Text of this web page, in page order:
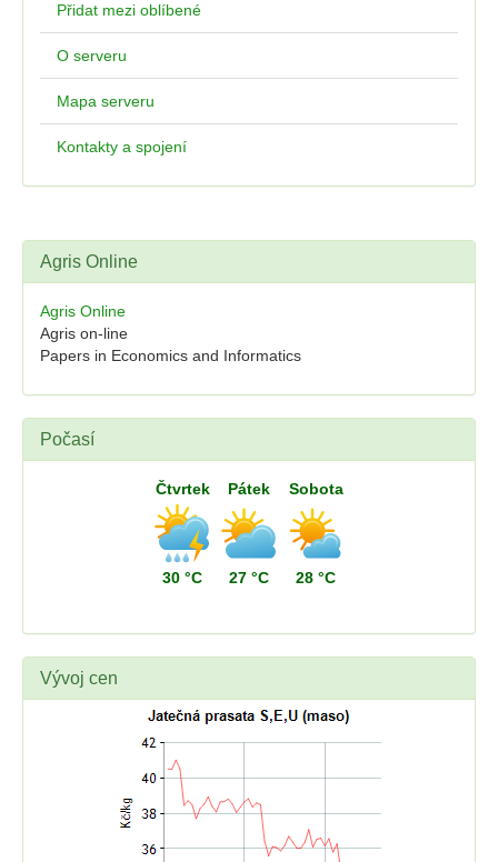
Přidat mezi oblíbené
O serveru
Mapa serveru
Kontakty a spojení
Agris Online
Agris Online
Agris on-line
Papers in Economics and Informatics
Počasí
Čtvrtek
30 °C
Pátek
27 °C
Sobota
28 °C
Vývoj cen